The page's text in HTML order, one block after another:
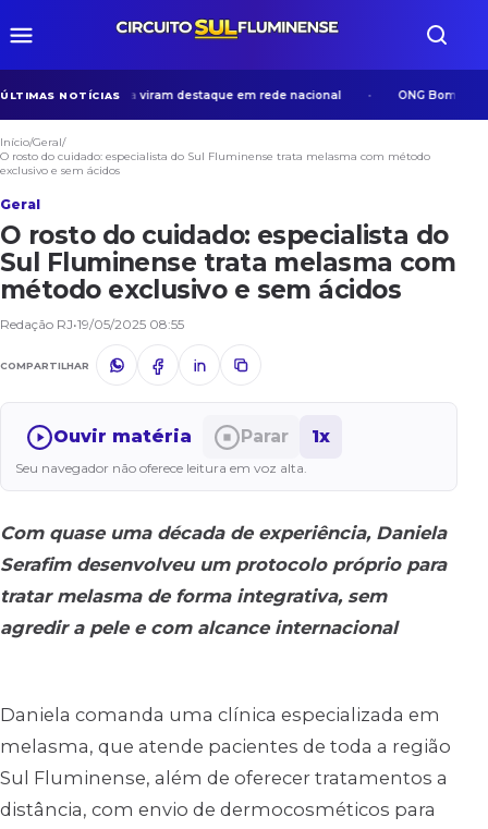
ÚLTIMAS NOTÍCIAS
em Volta Redonda viram destaque em rede nacional ONG Bom
Início/Geral/
O rosto do cuidado: especialista do Sul Fluminense trata melasma com método
exclusivo e sem ácidos
Geral
O rosto do cuidado: especialista do
Sul Fluminense trata melasma com
método exclusivo e sem ácidos
Redação RJ•19/05/2025 08:55
COMPARTILHAR
Ouvir matéria Parar 1x
Seu navegador não oferece leitura em voz alta.
Com quase uma década de experiência, Daniela
Serafim desenvolveu um protocolo próprio para
tratar melasma de forma integrativa, sem
agredir a pele e com alcance internacional
Daniela comanda uma clínica especializada em
melasma, que atende pacientes de toda a região
Sul Fluminense, além de oferecer tratamentos a
distância, com envio de dermocosméticos para